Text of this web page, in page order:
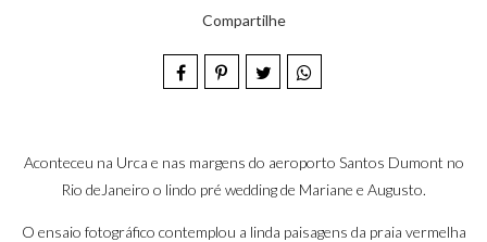
Compartilhe
Aconteceu na Urca e nas margens do aeroporto Santos Dumont no
Rio deJaneiro o lindo pré wedding de Mariane e Augusto.
O ensaio fotográfico contemplou a linda paisagens da praia vermelha